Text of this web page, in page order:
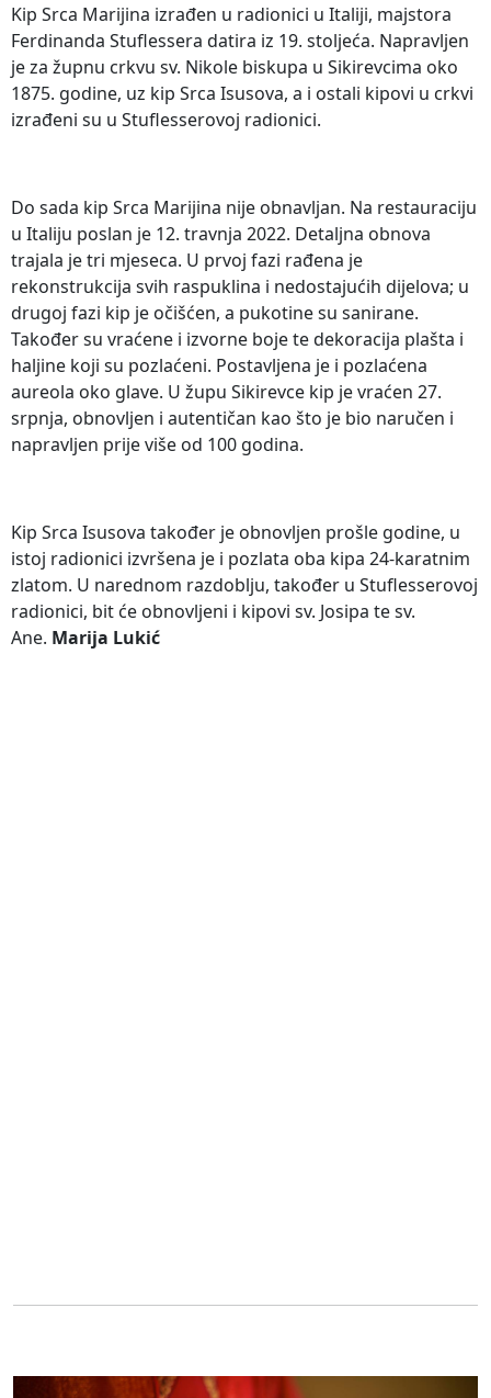
Kip Srca Marijina izrađen u radionici u Italiji, majstora
Ferdinanda Stuflessera datira iz 19. stoljeća. Napravljen
je za župnu crkvu sv. Nikole biskupa u Sikirevcima oko
1875. godine, uz kip Srca Isusova, a i ostali kipovi u crkvi
izrađeni su u Stuflesserovoj radionici.
Do sada kip Srca Marijina nije obnavljan. Na restauraciju
u Italiju poslan je 12. travnja 2022. Detaljna obnova
trajala je tri mjeseca. U prvoj fazi rađena je
rekonstrukcija svih raspuklina i nedostajućih dijelova; u
drugoj fazi kip je očišćen, a pukotine su sanirane.
Također su vraćene i izvorne boje te dekoracija plašta i
haljine koji su pozlaćeni. Postavljena je i pozlaćena
aureola oko glave. U župu Sikirevce kip je vraćen 27.
srpnja, obnovljen i autentičan kao što je bio naručen i
napravljen prije više od 100 godina.
Kip Srca Isusova također je obnovljen prošle godine, u
istoj radionici izvršena je i pozlata oba kipa 24-karatnim
zlatom. U narednom razdoblju, također u Stuflesserovoj
radionici, bit će obnovljeni i kipovi sv. Josipa te sv.
Ane. Marija Lukić